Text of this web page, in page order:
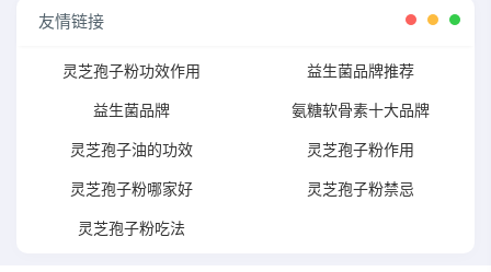
友情链接
灵芝孢子粉功效作用 益生菌品牌推荐
益生菌品牌 氨糖软骨素十大品牌
灵芝孢子油的功效 灵芝孢子粉作用
灵芝孢子粉哪家好 灵芝孢子粉禁忌
灵芝孢子粉吃法